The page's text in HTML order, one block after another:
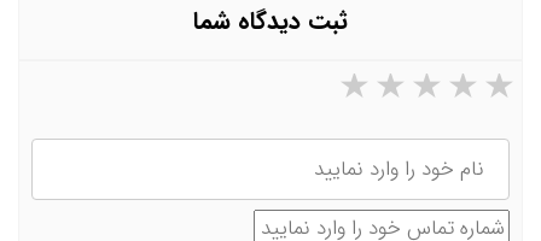
ثبت دیدگاه شما
۵ ستاره از ۵ ۴ ستاره از ۵ ۳ ستاره از ۵ ۲ ستاره از ۵
نام
شماره تماس